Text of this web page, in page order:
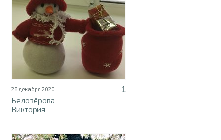
28 декабря 2020
1
Белозёрова
Виктория